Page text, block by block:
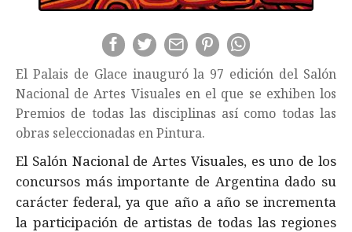
El Palais de Glace inauguró la 97 edición del Salón
Nacional de Artes Visuales en el que se exhiben los
Premios de todas las disciplinas así como todas las
obras seleccionadas en Pintura.
El Salón Nacional de Artes Visuales, es uno de los
concursos más importante de Argentina dado su
carácter federal, ya que año a año se incrementa
la participación de artistas de todas las regiones